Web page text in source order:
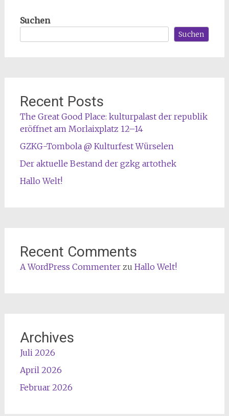
Suchen
Suchen
Recent Posts
The Great Good Place: kulturpalast der republik
eröffnet am Morlaixplatz 12–14
GZKG-Tombola @ Kulturfest Würselen
Der aktuelle Bestand der gzkg artothek
Hallo Welt!
Recent Comments
A WordPress Commenterzu Hallo Welt!
Archives
Juli 2026
April 2026
Februar 2026